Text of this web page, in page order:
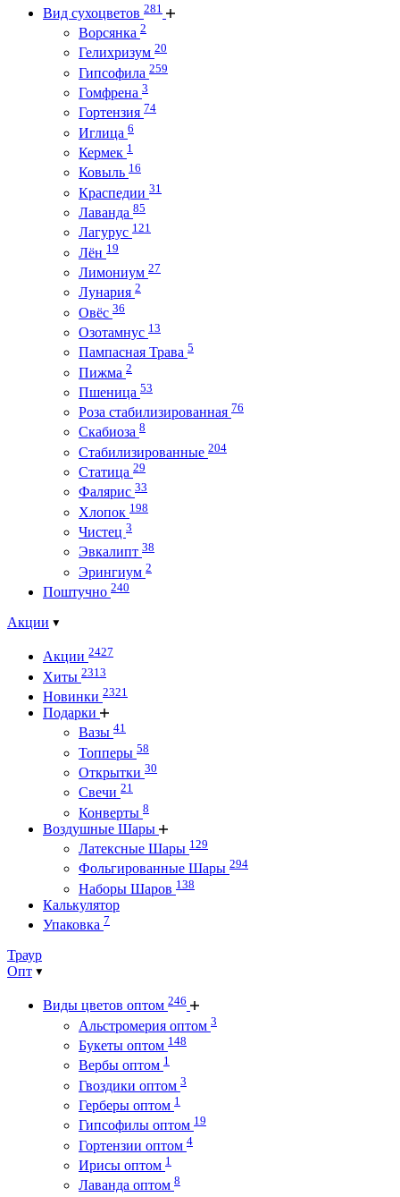
Вид сухоцветов 281
Ворсянка 2
Гелихризум 20
Гипсофила 259
Гомфрена 3
Гортензия 74
Иглица 6
Кермек 1
Ковыль 16
Краспедии 31
Лаванда 85
Лагурус 121
Лён 19
Лимониум 27
Лунария 2
Овёс 36
Озотамнус 13
Пампасная Трава 5
Пижма 2
Пшеница 53
Роза стабилизированная 76
Скабиоза 8
Стабилизированные 204
Статица 29
Фалярис 33
Хлопок 198
Чистец 3
Эвкалипт 38
Эрингиум 2
Поштучно 240
Акции
Акции 2427
Хиты 2313
Новинки 2321
Подарки
Вазы 41
Топперы 58
Открытки 30
Свечи 21
Конверты 8
Воздушные Шары
Латексные Шары 129
Фольгированные Шары 294
Наборы Шаров 138
Калькулятор
Упаковка 7
Траур
Опт
Виды цветов оптом 246
Альстромерия оптом 3
Букеты оптом 148
Вербы оптом 1
Гвоздики оптом 3
Герберы оптом 1
Гипсофилы оптом 19
Гортензии оптом 4
Ирисы оптом 1
Лаванда оптом 8